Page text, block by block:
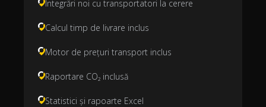
Integrări noi cu transportatori la cerere
Calcul timp de livrare inclus
Motor de prețuri transport inclus
Raportare CO₂ inclusă
Statistici și rapoarte Excel